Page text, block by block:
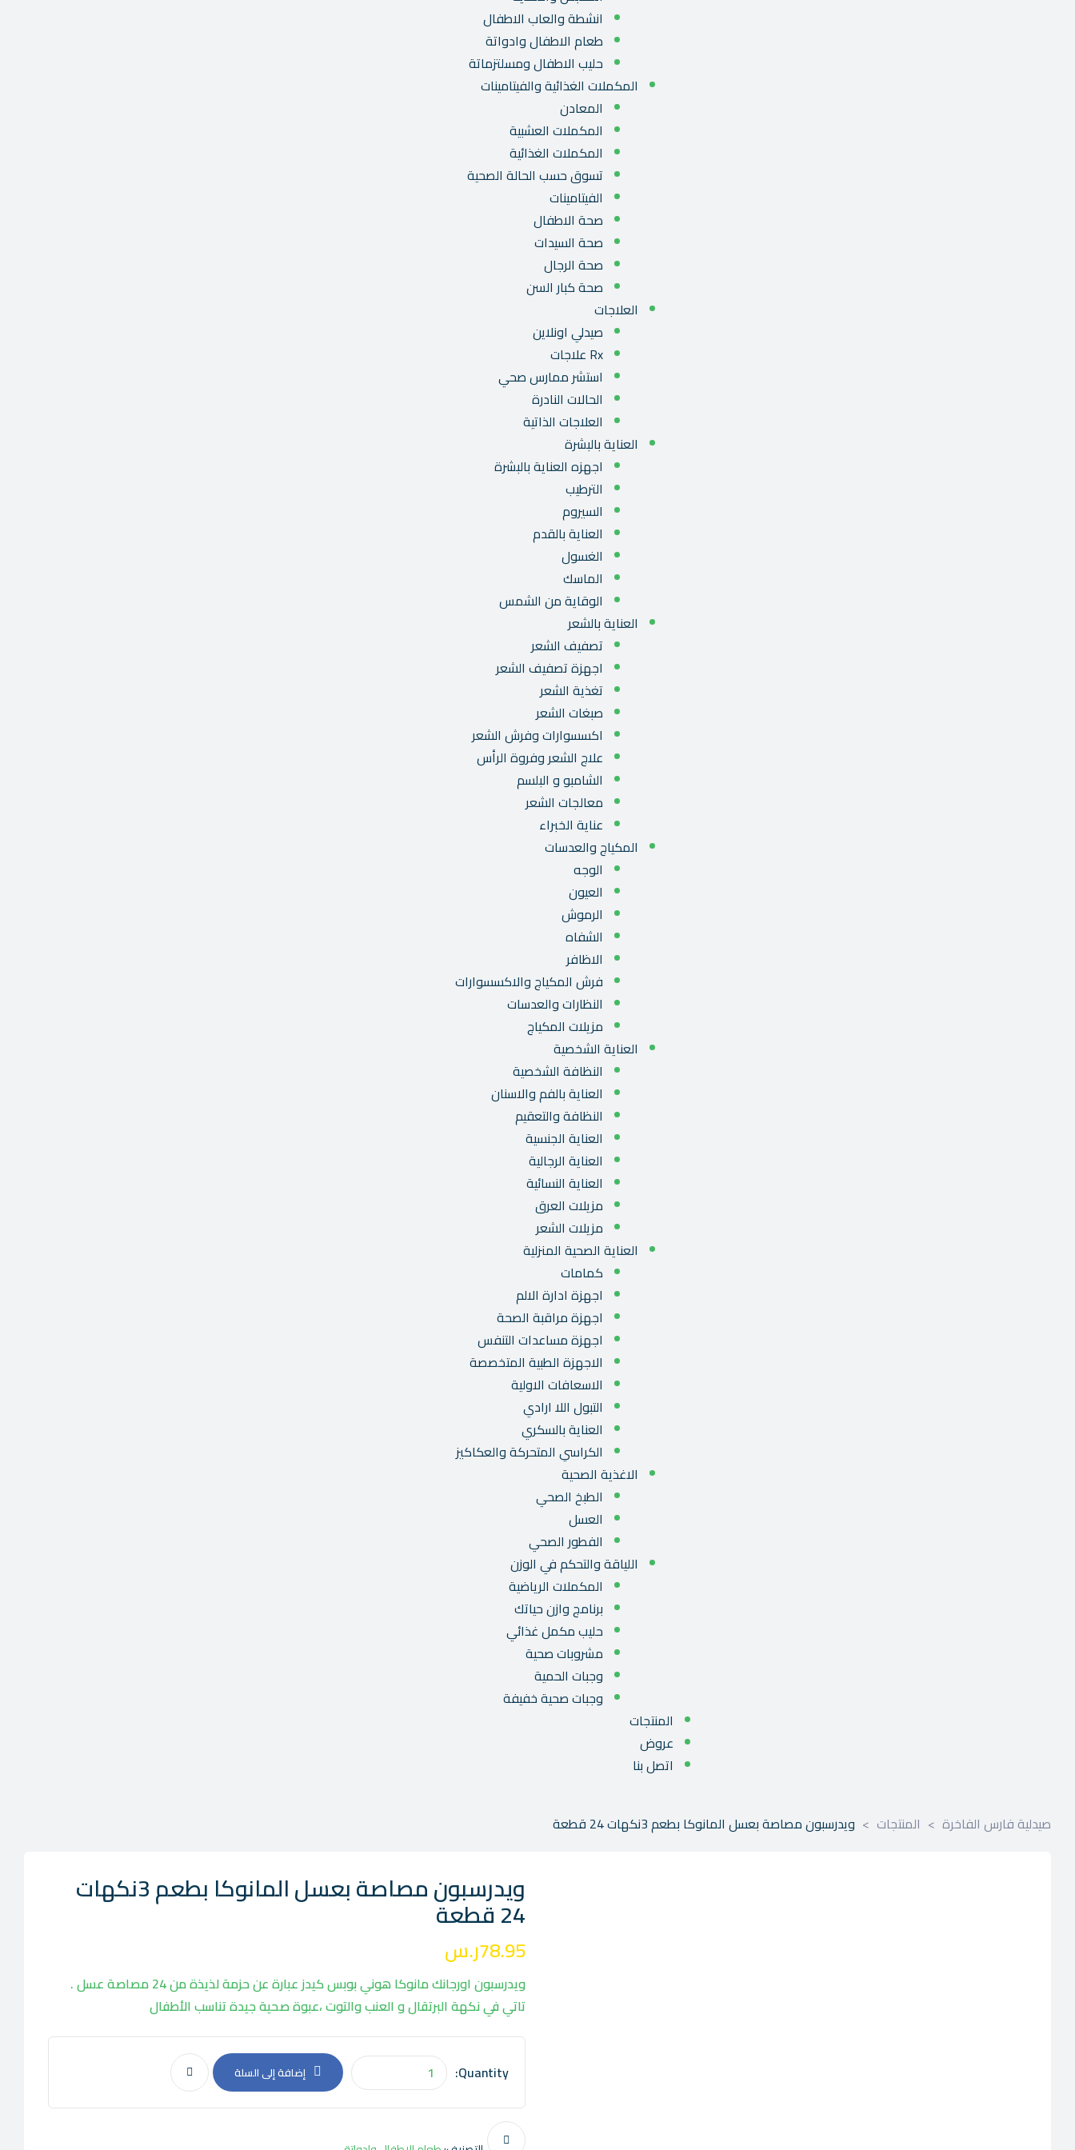
انشطة والعاب الاطفال
طعام الاطفال وادواتة
حليب الاطفال ومسلتزماتة
المكملات الغذائية والفيتامينات
المعادن
المكملات العشبية
المكملات الغذائية
تسوق حسب الحالة الصحية
الفيتامينات
صحة الاطفال
صحة السيدات
صحة الرجال
صحة كبار السن
العلاجات
صيدلي اونلاين
Rx علاجات
استشر ممارس صحي
الحالات النادرة
العلاجات الذاتية
العناية بالبشرة
اجهزه العناية بالبشرة
الترطيب
السيروم
العناية بالقدم
الغسول
الماسك
الوقاية من الشمس
العناية بالشعر
تصفيف الشعر
اجهزة تصفيف الشعر
تغذية الشعر
صبغات الشعر
اكسسوارات وفرش الشعر
علاج الشعر وفروة الرأس
الشامبو و البلسم
معالجات الشعر
عناية الخبراء
المكياج والعدسات
الوجه
العيون
الرموش
الشفاه
الاظافر
فرش المكياج والاكسسوارات
النظارات والعدسات
مزيلات المكياج
العناية الشخصية
النظافة الشخصية
العناية بالفم والاسنان
النظافة والتعقيم
العناية الجنسية
العناية الرجالية
العناية النسائية
مزيلات العرق
مزيلات الشعر
العناية الصحية المنزلية
كمامات
اجهزة ادارة الالم
اجهزة مراقبة الصحة
اجهزة مساعدات التنفس
الاجهزة الطبية المتخصصة
الاسعافات الاولية
التبول اللا ارادي
العناية بالسكري
الكراسي المتحركة والعكاكيز
الاغذية الصحية
الطبخ الصحي
العسل
الفطور الصحي
اللياقة والتحكم في الوزن
المكملات الرياضية
برنامج وازن حياتك
حليب مكمل غذائي
مشروبات صحية
وجبات الحمية
وجبات صحية خفيفة
المنتجات
عروض
اتصل بنا
صيدلية فارس الفاخرة > المنتجات > ويدرسبون مصاصة بعسل المانوكا بطعم 3نكهات 24 قطعة
ويدرسبون مصاصة بعسل المانوكا بطعم 3نكهات
24 قطعة
78.95ر.س
ويدرسبون اورجانك مانوكا هوني بوبس كيدز عبارة عن حزمة لذيذة من 24 مصاصة عسل .
تاتي في نكهة البرتقال و العنب والتوت ،عبوة صحية جيدة تناسب الأطفال
Quantity: إضافة إلى السلة